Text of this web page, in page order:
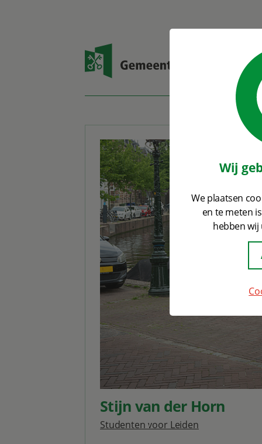
Wij
We plaatsen
en te meten
hebben
Open zoekvenster
Stijn van der Horn
Studenten voor Leiden